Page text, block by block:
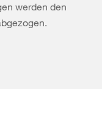
werden den